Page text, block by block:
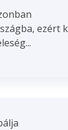
ezért